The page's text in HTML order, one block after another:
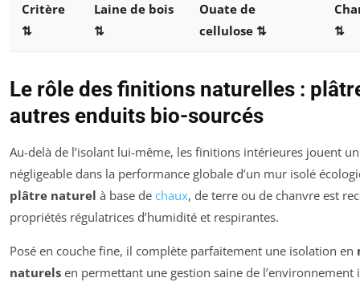
Critère
⇅
Laine de bois
⇅
Ouate de
cellulose ⇅
⇅
Le rôle des finitions naturelles :
autres enduits bio-sourcés
Au-delà de l’isolant lui-même, les finitions intérieures jouent
négligeable dans la performance globale d’un mur isolé
plâtre naturel à base de chaux, de terre ou de chanvre est
propriétés régulatrices d’humidité et respirantes.
Posé en couche fine, il complète parfaitement une isolation en
naturels en permettant une gestion saine de l’environnement